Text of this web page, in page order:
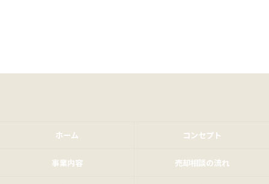
ホーム コンセプト
事業内容 売却相談の流れ